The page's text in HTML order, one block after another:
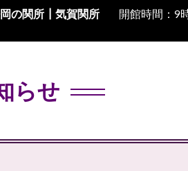
の関所┃ 気賀関所 開館時間：9
らせ